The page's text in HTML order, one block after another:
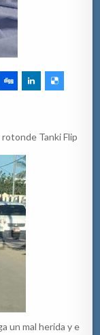
Tanki Flip
un mal herida y e